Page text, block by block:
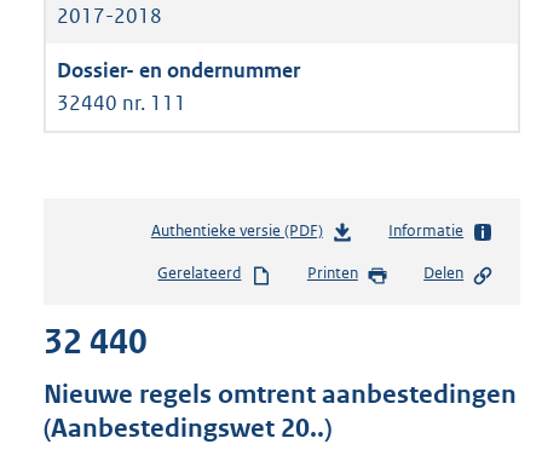
2017-2018
32440 nr. 111
Authentieke versie (PDF)b
s
s
g
Informatie
Gerelateerd Printen Delen
32 440
Nieuwe regels omtrent aanbestedingen
(Aanbestedingswet 20..)